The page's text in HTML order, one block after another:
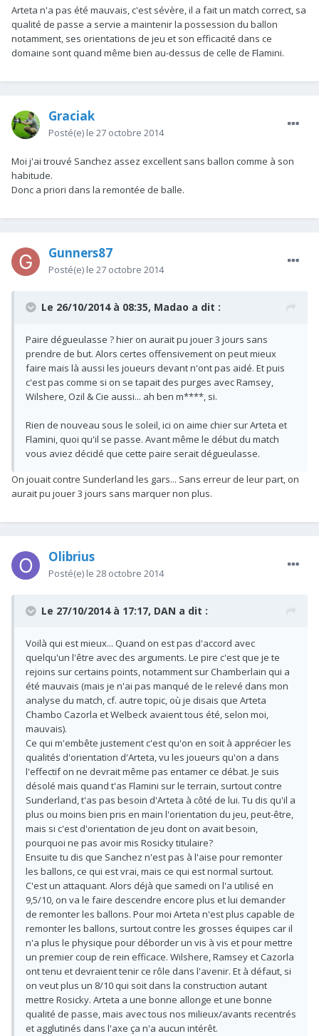
Arteta n'a pas été mauvais, c'est sévère, il a fait un match correct, sa
qualité de passe a servie a maintenir la possession du ballon
notamment, ses orientations de jeu et son efficacité dans ce
domaine sont quand même bien au-dessus de celle de Flamini.
Graciak
Posté(e) le 27 octobre 2014
Moi j'ai trouvé Sanchez assez excellent sans ballon comme à son
habitude.
Donc a priori dans la remontée de balle.
Gunners87
Posté(e) le 27 octobre 2014
Le 26/10/2014 à 08:35, Madao a dit :
Paire dégueulasse ? hier on aurait pu jouer 3 jours sans
prendre de but. Alors certes offensivement on peut mieux
faire mais là aussi les joueurs devant n'ont pas aidé. Et puis
c'est pas comme si on se tapait des purges avec Ramsey,
Wilshere, Ozil & Cie aussi... ah ben m****, si.
Rien de nouveau sous le soleil, ici on aime chier sur Arteta et
Flamini, quoi qu'il se passe. Avant même le début du match
vous aviez décidé que cette paire serait dégueulasse.
On jouait contre Sunderland les gars... Sans erreur de leur part, on
aurait pu jouer 3 jours sans marquer non plus.
Olibrius
Posté(e) le 28 octobre 2014
Le 27/10/2014 à 17:17, DAN a dit :
Voilà qui est mieux... Quand on est pas d'accord avec
quelqu'un l'être avec des arguments. Le pire c'est que je te
rejoins sur certains points, notamment sur Chamberlain qui a
été mauvais (mais je n'ai pas manqué de le relevé dans mon
analyse du match, cf. autre topic, où je disais que Arteta
Chambo Cazorla et Welbeck avaient tous été, selon moi,
mauvais).
Ce qui m'embête justement c'est qu'on en soit à apprécier les
qualités d'orientation d'Arteta, vu les joueurs qu'on a dans
l'effectif on ne devrait même pas entamer ce débat. Je suis
désolé mais quand t'as Flamini sur le terrain, surtout contre
Sunderland, t'as pas besoin d'Arteta à côté de lui. Tu dis qu'il a
plus ou moins bien pris en main l'orientation du jeu, peut-être,
mais si c'est d'orientation de jeu dont on avait besoin,
pourquoi ne pas avoir mis Rosicky titulaire?
Ensuite tu dis que Sanchez n'est pas à l'aise pour remonter
les ballons, ce qui est vrai, mais ce qui est normal surtout.
C'est un attaquant. Alors déjà que samedi on l'a utilisé en
9,5/10, on va le faire descendre encore plus et lui demander
de remonter les ballons. Pour moi Arteta n'est plus capable de
remonter les ballons, surtout contre les grosses équipes car il
n'a plus le physique pour déborder un vis à vis et pour mettre
un premier coup de rein efficace. Wilshere, Ramsey et Cazorla
ont tenu et devraient tenir ce rôle dans l'avenir. Et à défaut, si
on veut plus un 8/10 qui soit dans la construction autant
mettre Rosicky. Arteta a une bonne allonge et une bonne
qualité de passe, mais avec tous nos milieux/avants recentrés
et agglutinés dans l'axe ça n'a aucun intérêt.